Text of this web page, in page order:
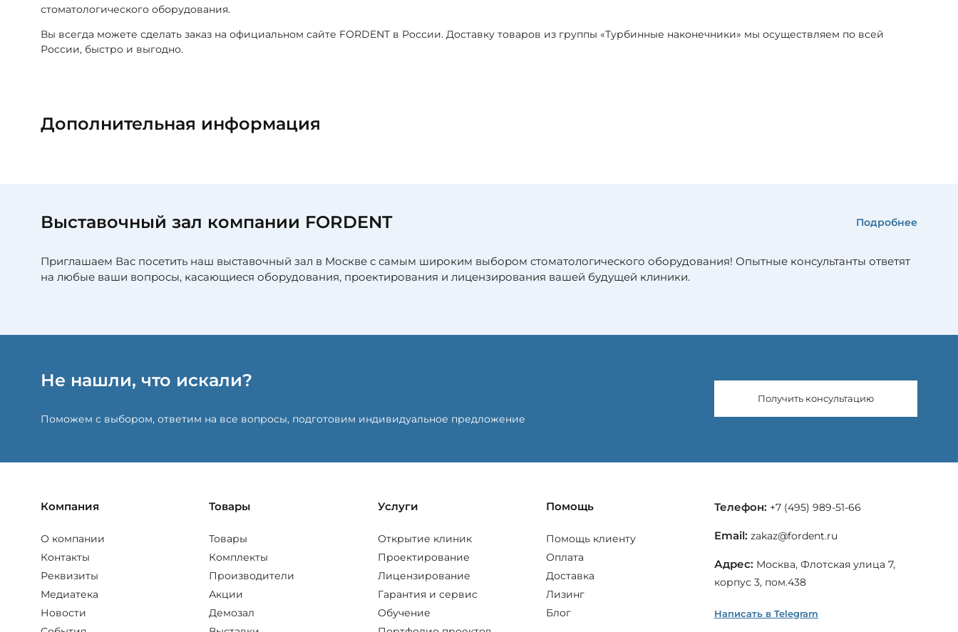
стоматологического оборудования.
Вы всегда можете сделать заказ на официальном сайте FORDENT в России. Доставку товаров из группы «Турбинные наконечники» мы осуществляем по всей
России, быстро и выгодно.
Дополнительная информация
Выставочный зал компании FORDENT Подробнее
Приглашаем Вас посетить наш выставочный зал в Москве с самым широким выбором стоматологического оборудования! Опытные консультанты ответят
на любые ваши вопросы, касающиеся оборудования, проектирования и лицензирования вашей будущей клиники.
Не нашли, что искали?
Поможем с выбором, ответим на все вопросы, подготовим индивидуальное предложение
Получить консультацию
Компания
О компании
Контакты
Реквизиты
Медиатека
Новости
Товары
Товары
Комплекты
Производители
Акции
Демозал
Услуги
Открытие клиник
Проектирование
Лицензирование
Гарантия и сервис
Обучение
Помощь
Помощь клиенту
Оплата
Доставка
Лизинг
Блог
Телефон: +7 (495) 989-51-66
Email: zakaz@fordent.ru
Адрес: Москва, Флотская улица 7,
корпус 3, пом.438
Написать в Telegram